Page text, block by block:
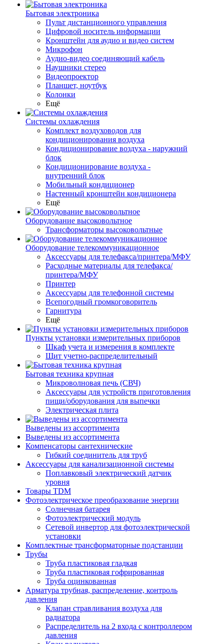
Бытовая электроника
Пульт дистанционного управления
Цифровой носитель информации
Кронштейн для аудио и видео систем
Микрофон
Аудио-видео соединяющий кабель
Наушники стерео
Видеопроектор
Планшет, ноутбук
Колонки
Ещё
Системы охлаждения
Комплект воздуховодов для
кондиционирования воздуха
Кондиционирование воздуха - наружний
блок
Кондиционирование воздуха -
внутренний блок
Мобильный кондиционер
Настенный кронштейн кондиционера
Ещё
Оборудование высоковольтное
Трансформаторы высоковольтные
Оборудование телекоммуникационное
Аксессуары для телефакса/принтера/МФУ
Расходные материалы для телефакса/
принтера/МФУ
Принтер
Аксессуары для телефонной системы
Всепогодный громкоговоритель
Гарнитура
Ещё
Пункты установки измерительных приборов
Шкаф учета и измерения в комплекте
Щит учетно-распределительный
Бытовая техника крупная
Микроволновая печь (СВЧ)
Аксессуары для устройств приготовления
пищи/оборудования для выпечки
Электрическая плита
Выведены из ассортимента
Выведены из ассортимента
Компенсаторы сантехнические
Гибкий соединитель для труб
Аксессуары для канализационной системы
Поплавковый электрический датчик
уровня
Товары TDM
Фотоэлектрическое преобразование энергии
Солнечная батарея
Фотоэлектрический модуль
Сетевой инвертор для фотоэлектрической
установки
Комплектные трансформаторные подстанции
Трубы
Труба пластиковая гладкая
Труба пластиковая гофрированная
Труба оцинкованная
Арматура трубная, распределение, контроль
давления
Клапан стравливания воздуха для
радиатора
Распределитель на 2 входа с контроллером
давления